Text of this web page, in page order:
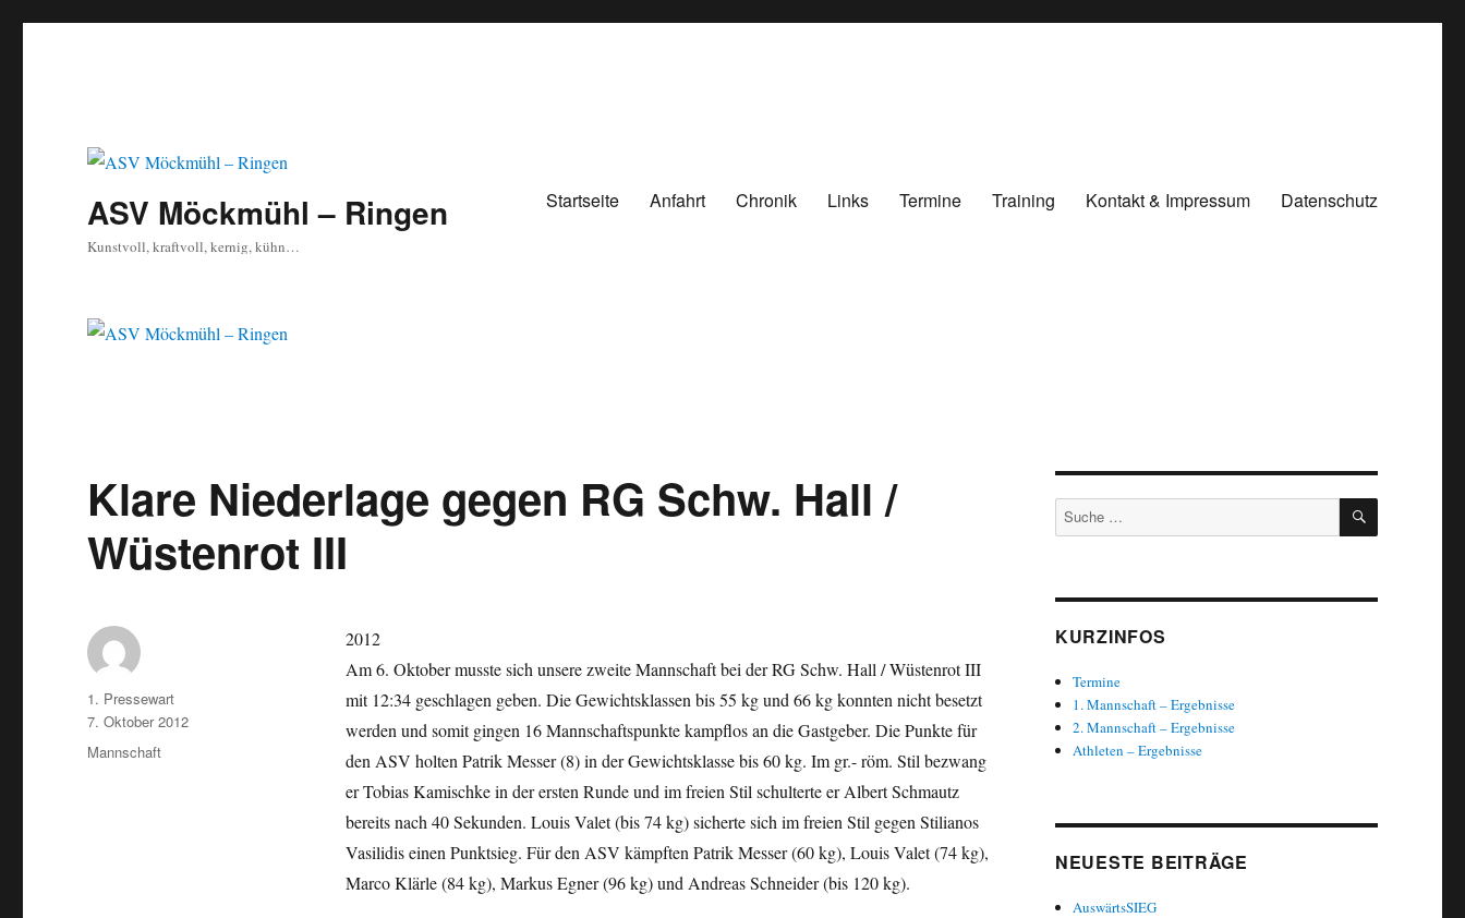
ASV Möckmühl – Ringen
Kunstvoll, kraftvoll, kernig, kühn…
Startseite Anfahrt Chronik Links Termine Training Kontakt & Impressum Datenschutz
Klare Niederlage gegen RG Schw. Hall /
Wüstenrot III
2012
Am 6. Oktober musste sich unsere zweite Mannschaft bei der RG Schw. Hall / Wüstenrot III
mit 12:34 geschlagen geben. Die Gewichtsklassen bis 55 kg und 66 kg konnten nicht besetzt
werden und somit gingen 16 Mannschaftspunkte kampflos an die Gastgeber. Die Punkte für
den ASV holten Patrik Messer (8) in der Gewichtsklasse bis 60 kg. Im gr.- röm. Stil bezwang
er Tobias Kamischke in der ersten Runde und im freien Stil schulterte er Albert Schmautz
bereits nach 40 Sekunden. Louis Valet (bis 74 kg) sicherte sich im freien Stil gegen Stilianos
Vasilidis einen Punktsieg. Für den ASV kämpften Patrik Messer (60 kg), Louis Valet (74 kg),
Marco Klärle (84 kg), Markus Egner (96 kg) und Andreas Schneider (bis 120 kg).
Autor
1. Pressewart
Veröffentlicht
am
7. Oktober 2012
Kategorien
Mannschaft
Suche
nach:
SUCHEN
KURZINFOS
Termine
1. Mannschaft – Ergebnisse
2. Mannschaft – Ergebnisse
Athleten – Ergebnisse
NEUESTE BEITRÄGE
AuswärtsSIEG